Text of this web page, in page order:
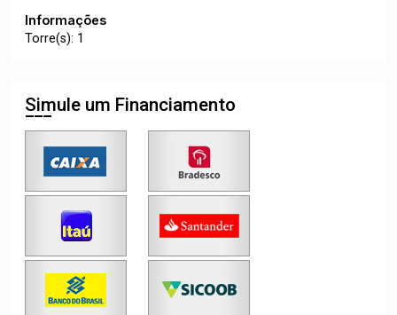
Informações
Torre(s): 1
Simule um Financiamento